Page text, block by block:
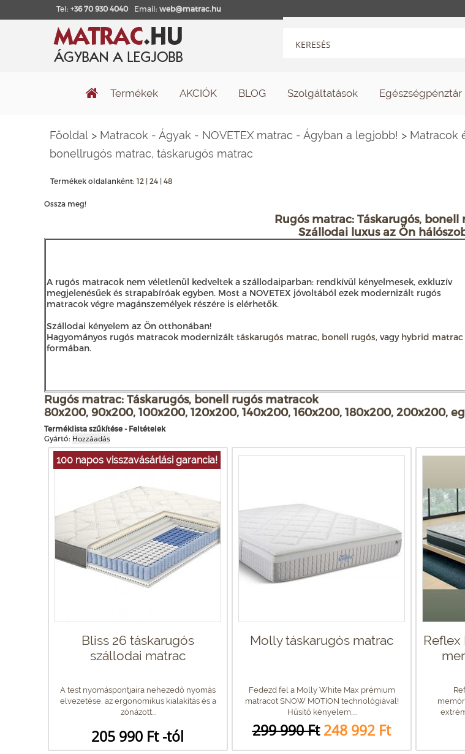
Tel: +36 70 930 4040 Email: web@matrac.hu
Termékek AKCIÓK BLOG Szolgáltatások Egészségpénztár
Főoldal > Matracok - Ágyak - NOVETEX matrac - Ágyban a legjobb! > Matracok
bonellrugós matrac, táskarugós matrac
Termékek oldalanként: 12 | 24 | 48
Ossza meg!
Rugós matrac: Táskarugós,
Szállodai luxus az Ön
A rugós matracok nem véletlenül kedveltek a szállodaiparban: rendkívül kényelmesek, exkluzív
megjelenésűek és strapabíróak egyben. Most a NOVETEX jóvoltából ezek modernizált rugós
matracok végre magánszemélyek részére is elérhetők.
Szállodai kényelem az Ön otthonában!
Hagyományos rugós matracok modernizált táskarugós matrac, bonell rugós, vagy hybrid matrac
formában.
Rugós matrac: Táskarugós, bonell rugós matracok
80x200, 90x200, 100x200, 120x200, 140x200, 160x200, 180x200, 200x200,
Terméklista szűkítése - Feltételek
Gyártó:
100 napos visszavásárlási garancia!
Bliss 26 táskarugós
szállodai matrac
A test nyomáspontjaira nehezedő nyomás
elvezetése, az ergonomikus kialakítás és a
zónázott...
205 990 Ft -tól
Molly táskarugós matrac
Fedezd fel a Molly White Max prémium
matracot SNOW MOTION technológiával!
Hűsítő kényelem,...
299 990 Ft 248 992 Ft
Reflex